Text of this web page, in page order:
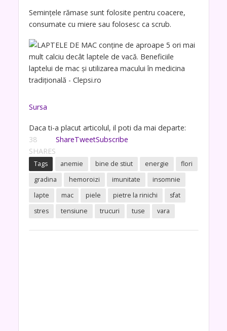
Semințele rămase sunt folosite pentru coacere,
consumate cu miere sau folosesc ca scrub.
Sursa
Daca ti-a placut articolul, il poti da mai departe:
38
SHARES
ShareTweetSubscribe
Tags anemie bine de stiut energie
flori
gradina
hemoroizi imunitate
insomnie
lapte
mac piele pietre la rinichi
sfat
stres
tensiune trucuri tuse vara